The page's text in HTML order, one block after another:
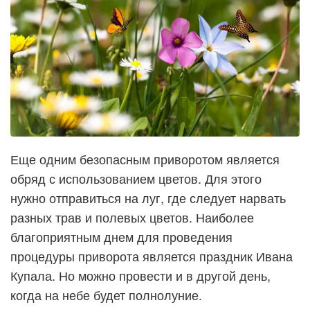
Еще одним безопасным приворотом является
обряд с использованием цветов. Для этого
нужно отправиться на луг, где следует нарвать
разных трав и полевых цветов. Наиболее
благоприятным днем для проведения
процедуры приворота является праздник Ивана
Купала. Но можно провести и в другой день,
когда на небе будет полнолуние.